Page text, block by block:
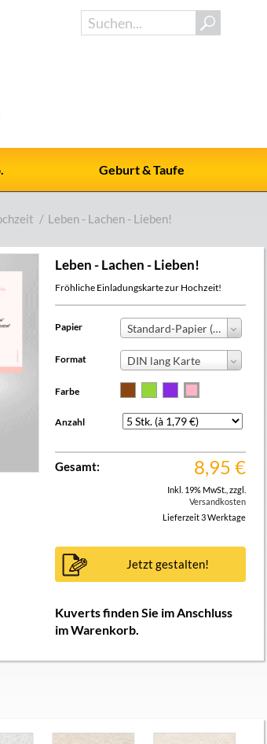
Geburt & Taufe
/ Leben - Lachen - Lieben!
Leben - Lachen - Lieben!
Fröhliche Einladungskarte zur Hochzeit!
Papier Standard-Papier (+0,00 €)
Format DIN lang Karte
Farbe
Anzahl
Gesamt: 8,95 €
Inkl. 19% MwSt. ,zzgl.
Versandkosten
Lieferzeit 3 Werktage
Jetzt gestalten!
Kuverts finden Sie im Anschluss
im Warenkorb.